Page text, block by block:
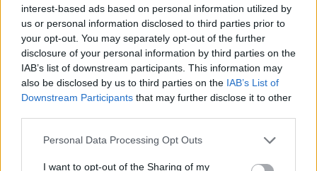
interest-based ads based on personal information utilized by
us or personal information disclosed to third parties prior to
your opt-out. You may separately opt-out of the further
disclosure of your personal information by third parties on the
IAB’s list of downstream participants. This information may
also be disclosed by us to third parties on the IAB’s List of
Downstream Participants that may further disclose it to other
Personal Data Processing Opt Outs
I want to opt-out of the Sharing of my
Prokuroria e Tiranës
thërret drejtuesen e
do të merret në pyetje